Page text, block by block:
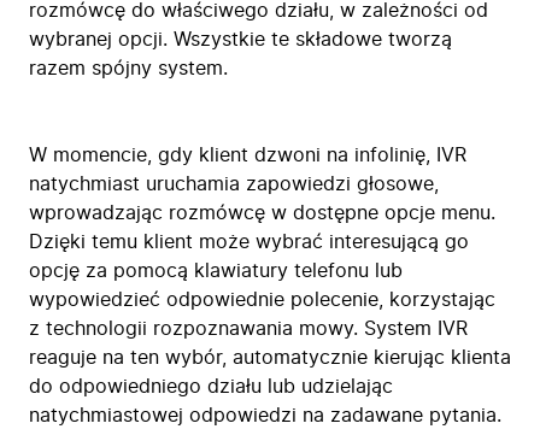
rozmówcę do właściwego działu, w zależności od
wybranej opcji. Wszystkie te składowe tworzą
razem spójny system.
W momencie, gdy klient dzwoni na infolinię, IVR
natychmiast uruchamia zapowiedzi głosowe,
wprowadzając rozmówcę w dostępne opcje menu.
Dzięki temu klient może wybrać interesującą go
opcję za pomocą klawiatury telefonu lub
wypowiedzieć odpowiednie polecenie, korzystając
z technologii rozpoznawania mowy. System IVR
reaguje na ten wybór, automatycznie kierując klienta
do odpowiedniego działu lub udzielając
natychmiastowej odpowiedzi na zadawane pytania.